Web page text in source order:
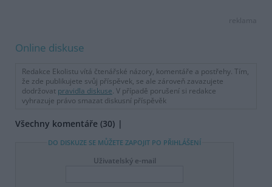
reklama
Online diskuse
Redakce Ekolistu vítá čtenářské názory, komentáře a postřehy. Tím,
že zde publikujete svůj příspěvek, se ale zároveň zavazujete
dodržovat pravidla diskuse. V případě porušení si redakce
vyhrazuje právo smazat diskusní příspěvěk
Všechny komentáře (30)
DO DISKUZE SE MŮŽETE ZAPOJIT PO PŘIHLÁŠENÍ
Uživatelský e-mail